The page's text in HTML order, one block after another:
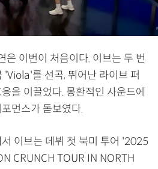
은 이번이 처음이다. 이브는 두 번
를 선곡, 뛰어난 라이브 퍼
을 이끌었다. 몽환적인 사운드에
먼스가 돋보였다.
이브는 데뷔 첫 북미 투어 '2025
CRUNCH TOUR IN NORTH